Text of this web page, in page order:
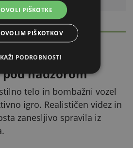
OPIS
Skrij
nadzorom
telo in bombažni vozel
igro. Realističen videz in
zanesljivo spravila iz
PIŠKOTKE
PIŠKOTKOV
PODROBNOSTI